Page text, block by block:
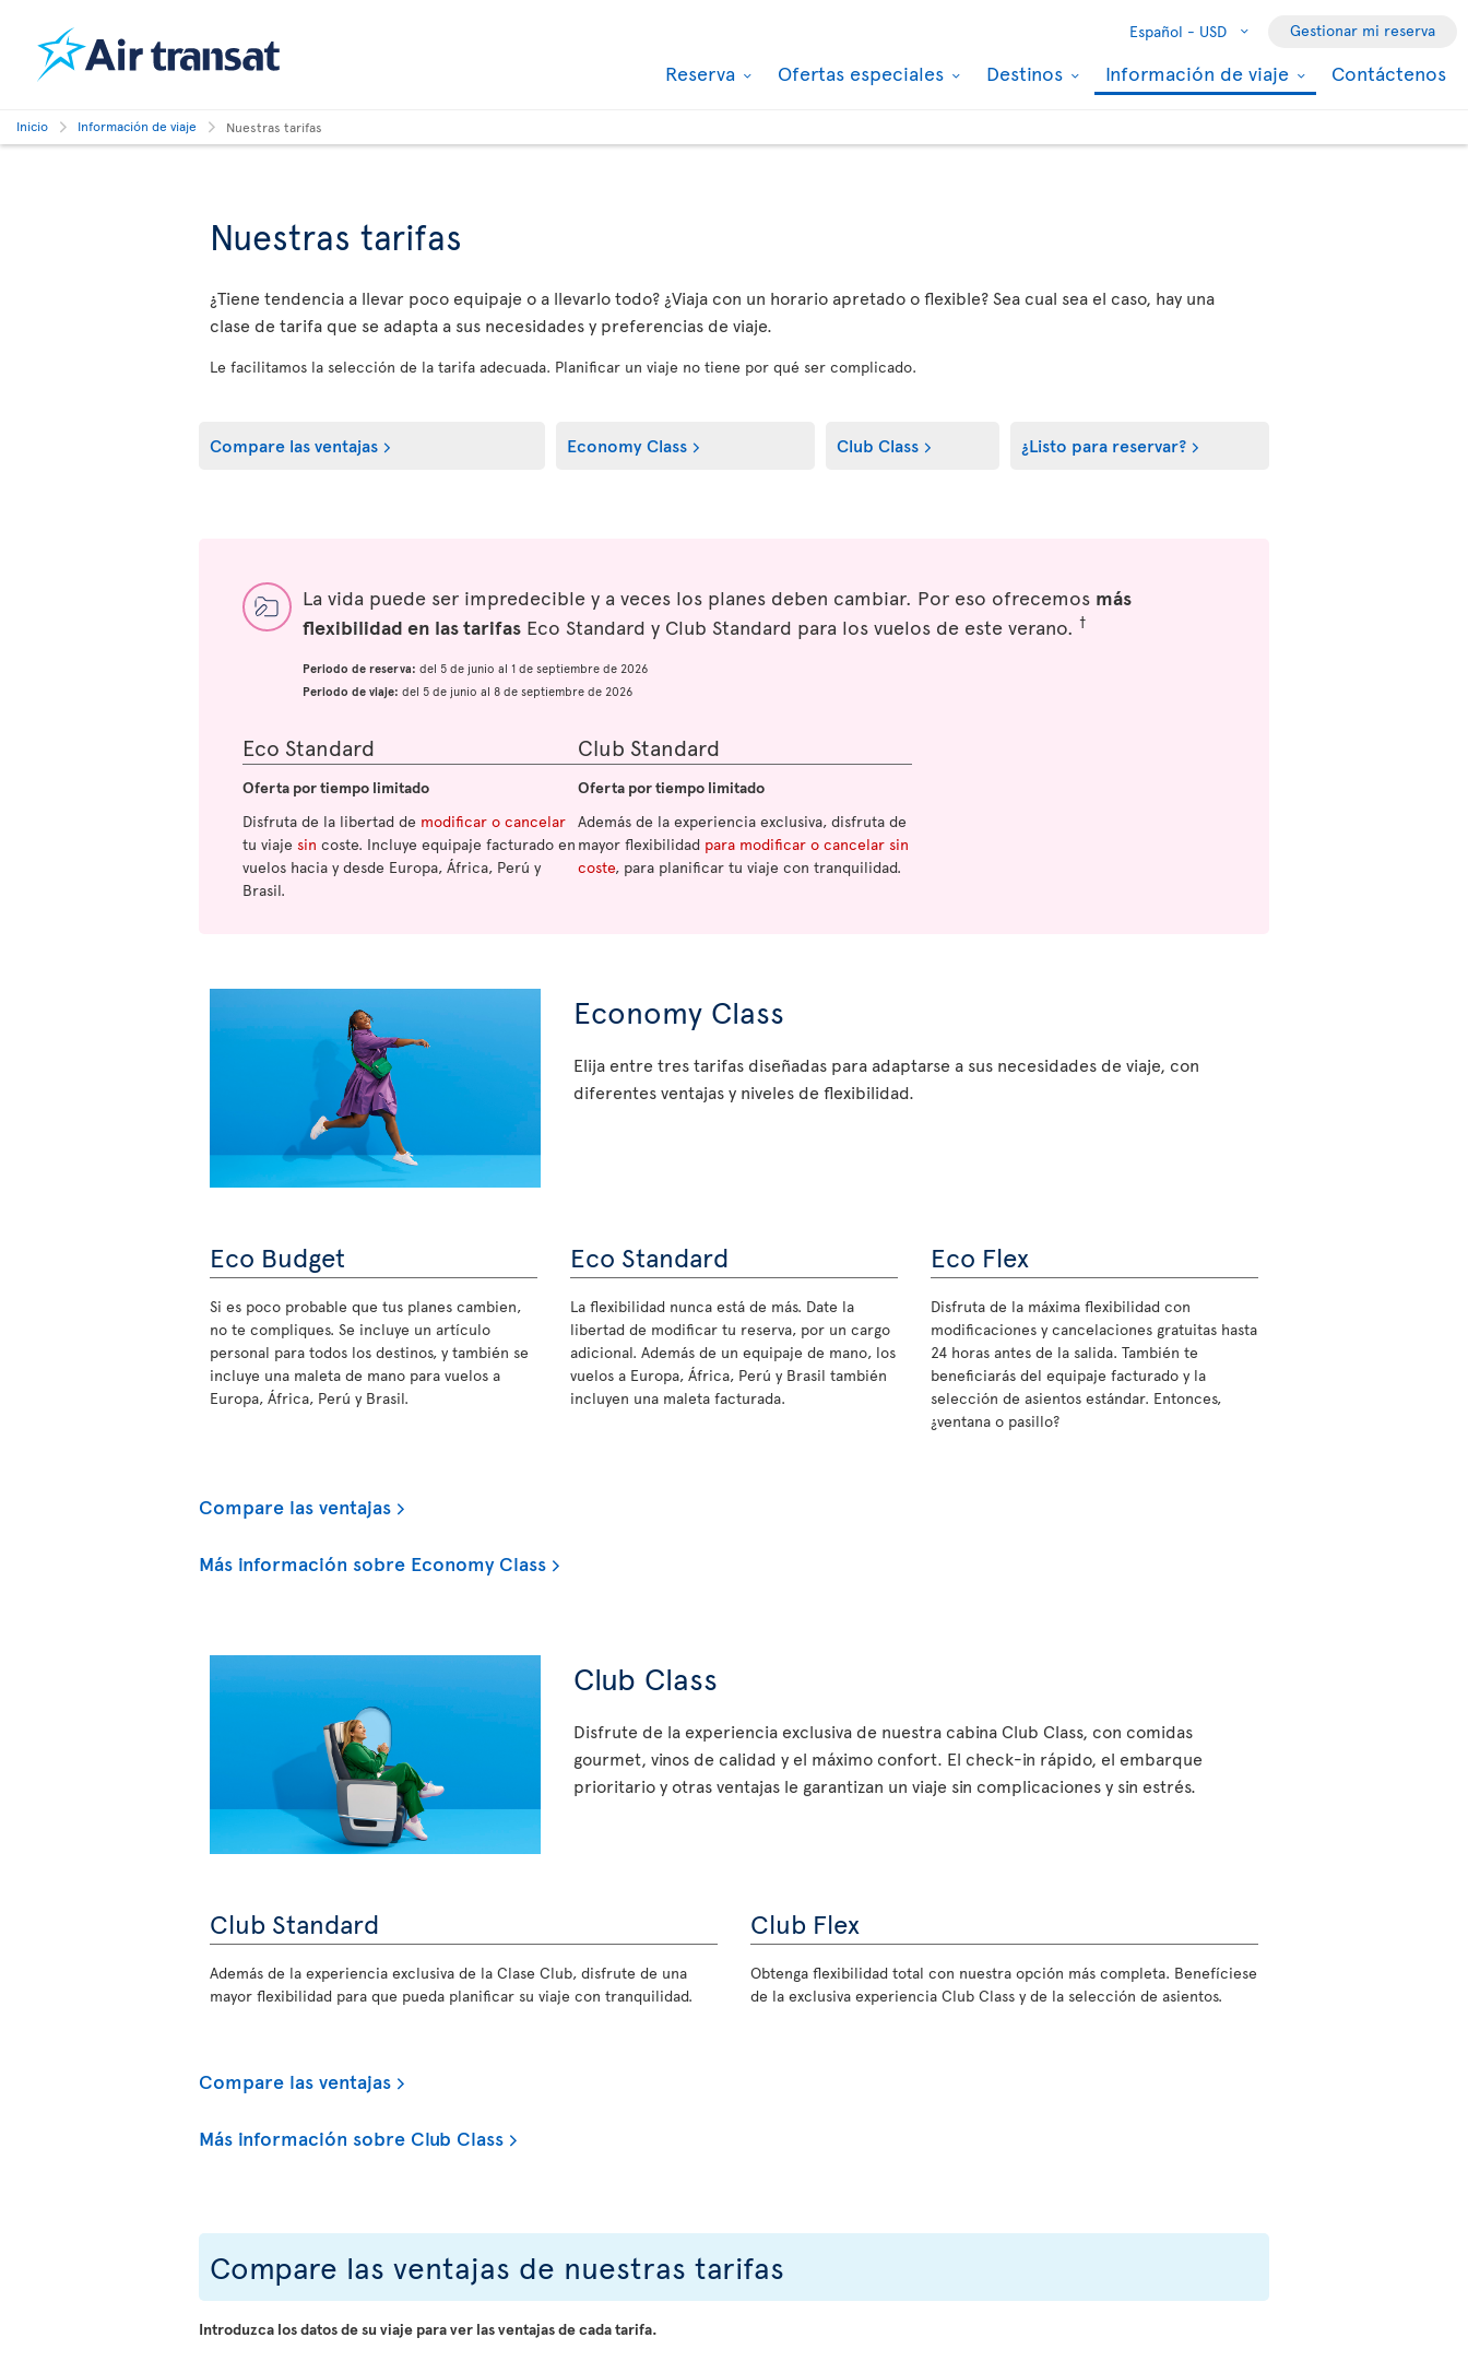
Español - USD Gestionar mi reserva
Reserva Ofertas especiales Destinos Información de viaje Contáctenos
Inicio Información de viaje Nuestras tarifas
Nuestras tarifas
¿Tiene tendencia a llevar poco equipaje o a llevarlo todo? ¿Viaja con un horario apretado o flexible? Sea cual sea el caso, hay una
clase de tarifa que se adapta a sus necesidades y preferencias de viaje.
Le facilitamos la selección de la tarifa adecuada. Planificar un viaje no tiene por qué ser complicado.
Compare las ventajas Economy Class Club Class ¿Listo para reservar?
La vida puede ser impredecible y a veces los planes deben cambiar. Por eso ofrecemos más
flexibilidad en las tarifas Eco Standard y Club Standard para los vuelos de este verano. †
Periodo de reserva: del 5 de junio al 1 de septiembre de 2026
Periodo de viaje: del 5 de junio al 8 de septiembre de 2026
Eco Standard
Oferta por tiempo limitado
Disfruta de la libertad de modificar o cancelar
tu viaje sin coste. Incluye equipaje facturado en
vuelos hacia y desde Europa, África, Perú y
Brasil.
Club Standard
Oferta por tiempo limitado
Además de la experiencia exclusiva, disfruta de
mayor flexibilidad para modificar o cancelar sin
coste, para planificar tu viaje con tranquilidad.
Economy Class
Elija entre tres tarifas diseñadas para adaptarse a sus necesidades de viaje, con
diferentes ventajas y niveles de flexibilidad.
Eco Budget
Si es poco probable que tus planes cambien,
no te compliques. Se incluye un artículo
personal para todos los destinos, y también se
incluye una maleta de mano para vuelos a
Europa, África, Perú y Brasil.
Eco Standard
La flexibilidad nunca está de más. Date la
libertad de modificar tu reserva, por un cargo
adicional. Además de un equipaje de mano, los
vuelos a Europa, África, Perú y Brasil también
incluyen una maleta facturada.
Eco Flex
Disfruta de la máxima flexibilidad con
modificaciones y cancelaciones gratuitas hasta
24 horas antes de la salida. También te
beneficiarás del equipaje facturado y la
selección de asientos estándar. Entonces,
¿ventana o pasillo?
Compare las ventajas
Más información sobre Economy Class
Club Class
Disfrute de la experiencia exclusiva de nuestra cabina Club Class, con comidas
gourmet, vinos de calidad y el máximo confort. El check-in rápido, el embarque
prioritario y otras ventajas le garantizan un viaje sin complicaciones y sin estrés.
Club Standard
Además de la experiencia exclusiva de la Clase Club, disfrute de una
mayor flexibilidad para que pueda planificar su viaje con tranquilidad.
Club Flex
Obtenga flexibilidad total con nuestra opción más completa. Benefíciese
de la exclusiva experiencia Club Class y de la selección de asientos.
Compare las ventajas
Más información sobre Club Class
Compare las ventajas de nuestras tarifas
Introduzca los datos de su viaje para ver las ventajas de cada tarifa.